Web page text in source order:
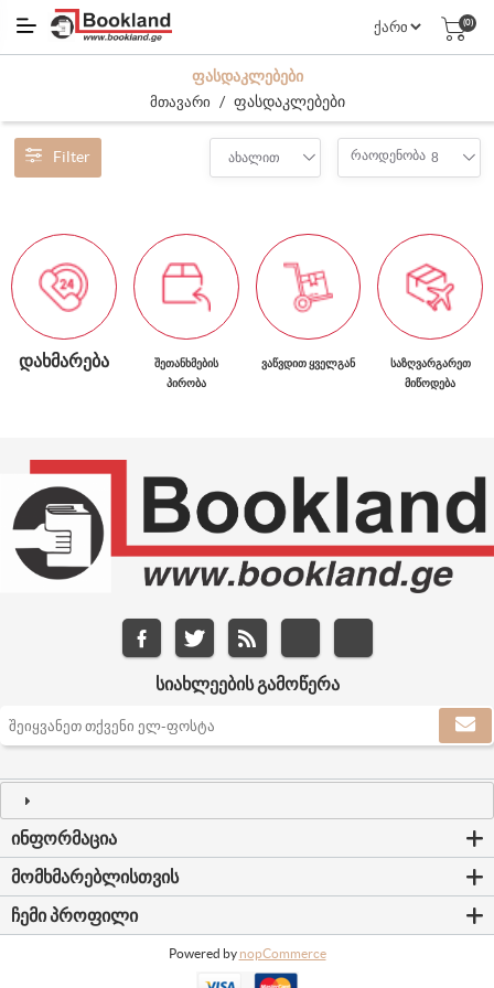
(0)
ᲤᲐᲡᲓᲐᲙᲚᲔᲑᲔᲑᲘ
მთავარი / ფასდაკლებები
Filter ახალით რაოდენობა 8
ᲓᲐᲮᲛᲐᲠᲔᲑᲐ
ᲨᲔᲗᲐᲜᲮᲛᲔᲑᲘᲡ
ᲞᲘᲠᲝᲑᲐ
ᲕᲐᲬᲕᲓᲘᲗ ᲧᲕᲔᲚᲒᲐᲜ
ᲡᲐᲖᲦᲕᲐᲠᲒᲐᲠᲔᲗ
ᲛᲘᲬᲝᲓᲔᲑᲐ
ᲡᲘᲐᲮᲚᲔᲔᲑᲘᲡ ᲒᲐᲛᲝᲬᲔᲠᲐ
ᲘᲜᲤᲝᲠᲛᲐᲪᲘᲐ
ᲛᲝᲛᲮᲛᲐᲠᲔᲑᲚᲘᲡᲗᲕᲘᲡ
ᲩᲔᲛᲘ ᲞᲠᲝᲤᲘᲚᲘ
Powered by nopCommerce